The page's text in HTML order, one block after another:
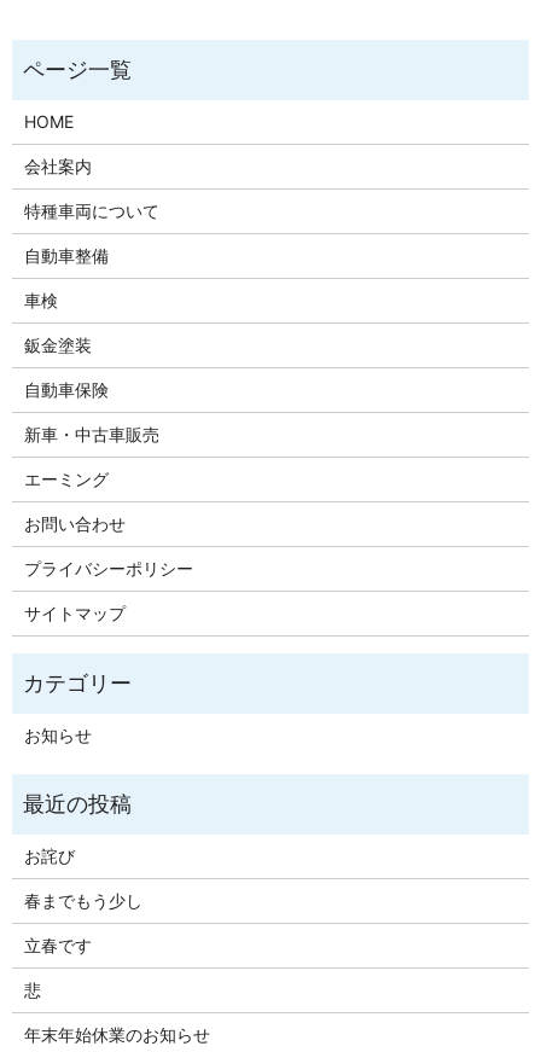
HOME
会社案内
特種車両について
自動車整備
車検
鈑金塗装
自動車保険
新車・中古車販売
エーミング
お問い合わせ
プライバシーポリシー
サイトマップ
お知らせ
お詫び
春までもう少し
立春です
悲
年末年始休業のお知らせ